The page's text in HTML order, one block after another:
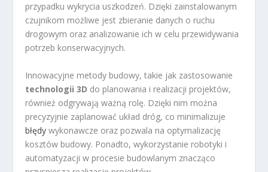
przypadku wykrycia uszkodzeń. Dzięki zainstalowanym
czujnikom możliwe jest zbieranie danych o ruchu
drogowym oraz analizowanie ich w celu przewidywania
potrzeb konserwacyjnych.
Innowacyjne metody budowy, takie jak zastosowanie
technologii 3D do planowania i realizacji projektów,
również odgrywają ważną rolę. Dzięki nim można
precyzyjnie zaplanować układ dróg, co minimalizuje
błędy wykonawcze oraz pozwala na optymalizację
kosztów budowy. Ponadto, wykorzystanie robotyki i
automatyzacji w procesie budowlanym znacząco